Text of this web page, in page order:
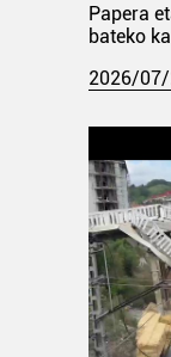
Papera
bateko
2026/